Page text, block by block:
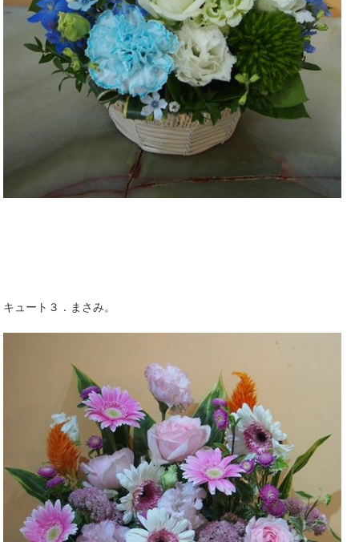
キュート３．まさみ。